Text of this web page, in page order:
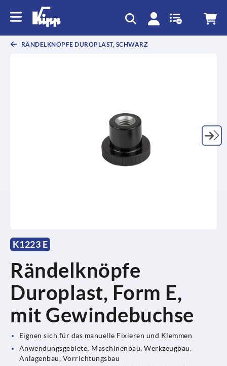
RÄNDELKNÖPFE DUROPLAST, SCHWARZ
K1223 E
Rändelknöpfe
Duroplast, Form E,
mit Gewindebuchse
Eignen sich für das manuelle Fixieren und Klemmen
Anwendungsgebiete: Maschinenbau, Werkzeugbau,
Anlagenbau, Vorrichtungsbau